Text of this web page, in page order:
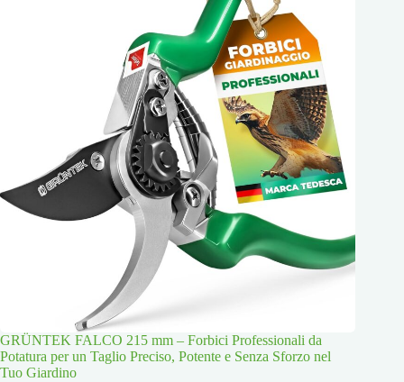
GRÜNTEK FALCO 215 mm – Forbici Professionali da
Potatura per un Taglio Preciso, Potente e Senza Sforzo nel
Tuo Giardino